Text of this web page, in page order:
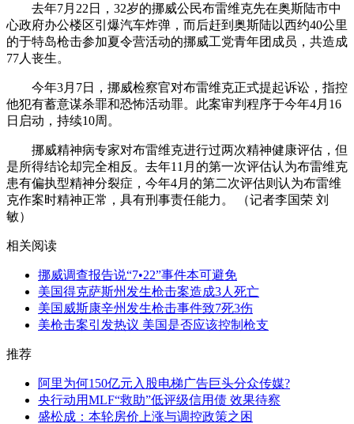
去年7月22日，32岁的挪威公民布雷维克先在奥斯陆市中
心政府办公楼区引爆汽车炸弹，而后赶到奥斯陆以西约40公里
的于特岛枪击参加夏令营活动的挪威工党青年团成员，共造成
77人丧生。
今年3月7日，挪威检察官对布雷维克正式提起诉讼，指控
他犯有蓄意谋杀罪和恐怖活动罪。此案审判程序于今年4月16
日启动，持续10周。
挪威精神病专家对布雷维克进行过两次精神健康评估，但
是所得结论却完全相反。去年11月的第一次评估认为布雷维克
患有偏执型精神分裂症，今年4月的第二次评估则认为布雷维
克作案时精神正常，具有刑事责任能力。 （记者李国荣 刘
敏）
相关阅读
挪威调查报告说“7•22”事件本可避免
美国得克萨斯州发生枪击案造成3人死亡
美国威斯康辛州发生枪击事件致7死3伤
美枪击案引发热议 美国是否应该控制枪支
推荐
阿里为何150亿元入股电梯广告巨头分众传媒?
央行动用MLF“救助”低评级信用债 效果待察
盛松成：本轮房价上涨与调控政策之困